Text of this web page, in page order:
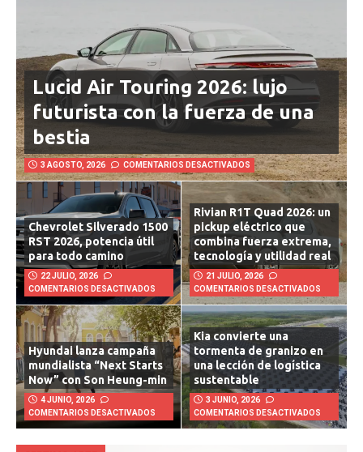
Lucid Air Touring 2026: lujo
futurista con la fuerza de una
bestia
3 AGOSTO, 2026 COMENTARIOS DESACTIVADOS
Chevrolet Silverado 1500
RST 2026, potencia útil
para todo camino
22 JULIO, 2026
COMENTARIOS DESACTIVADOS
Rivian R1T Quad 2026: un
pickup eléctrico que
combina fuerza extrema,
tecnología y utilidad real
21 JULIO, 2026
COMENTARIOS DESACTIVADOS
Hyundai lanza campaña
mundialista “Next Starts
Now” con Son Heung-min
4 JUNIO, 2026
COMENTARIOS DESACTIVADOS
Kia convierte una
tormenta de granizo en
una lección de logística
sustentable
3 JUNIO, 2026
COMENTARIOS DESACTIVADOS